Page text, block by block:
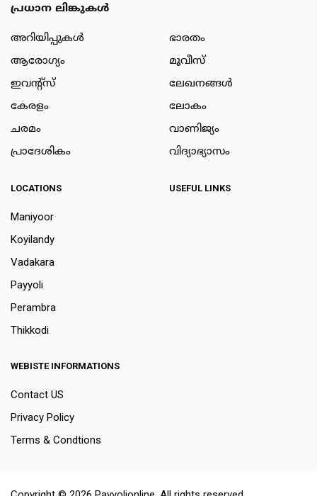
പ്രധാന ലിങ്കുകൾ
അറിയിപ്പുകള്‍
ആരോഗ്യം
ഇവന്റ്സ്
കേരളം
ചരമം
പ്രാദേശികം
ഭാരതം
മൂവീസ്
ലേഖനങ്ങള്‍
ലോകം
വാണിജ്യം
വിദ്യാഭ്യാസം
LOCATIONS
Maniyoor
Koyilandy
Vadakara
Payyoli
Perambra
Thikkodi
USEFUL LINKS
WEBISTE INFORMATIONS
Contact US
Privacy Policy
Terms & Condtions